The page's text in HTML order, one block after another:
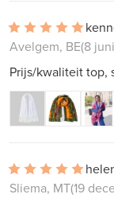
Avelgem, BE(8
Prijs/kwaliteit top,
Sliema, MT(19